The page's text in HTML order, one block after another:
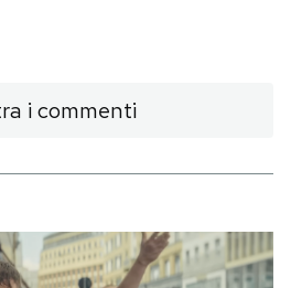
i commenti